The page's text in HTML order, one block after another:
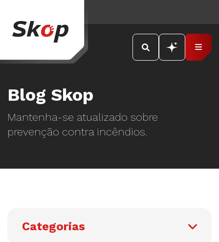
Blog Skop
Mantenha-se atualizado sobre
prevenção contra incêndios.
Categorias